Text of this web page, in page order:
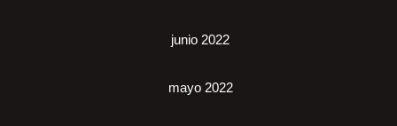
junio 2022
mayo 2022